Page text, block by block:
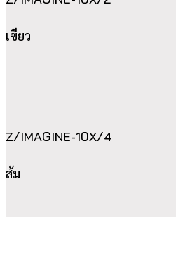
เขียว
Z/IMAGINE-10X/4
ส้ม